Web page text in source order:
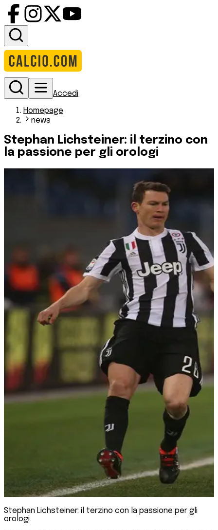
Accedi
Homepage
news
Stephan Lichsteiner: il terzino con
la passione per gli orologi
Stephan Lichsteiner: il terzino con la passione per gli
orologi